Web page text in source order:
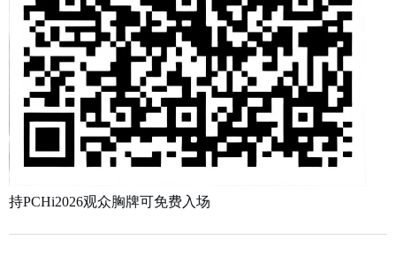
持PCHi2026观众胸牌可免费入场